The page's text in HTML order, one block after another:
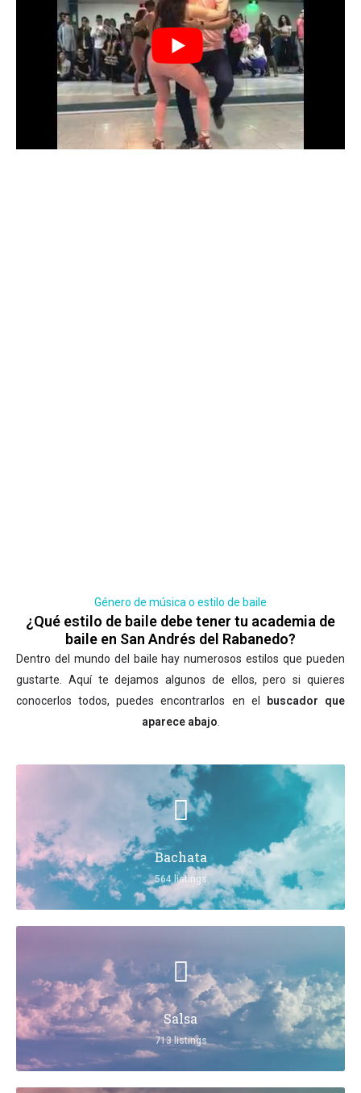
Género de música o estilo de baile
¿Qué estilo de baile debe tener tu academia de
baile en San Andrés del Rabanedo?
Dentro del mundo del baile hay numerosos estilos que pueden
gustarte. Aquí te dejamos algunos de ellos, pero si quieres
conocerlos todos, puedes encontrarlos en el
buscador que
aparece abajo
Bachata
564 listings
Salsa
713 listings